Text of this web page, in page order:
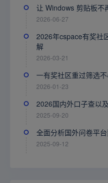
让 Windows 剪贴板不
2026-06-27
2026年cspace有奖社
解
2026-03-21
一有奖社区重过筛选
2026-01-23
2026国内外口子查以
2025-09-20
全面分析国外问卷平
2025-09-12